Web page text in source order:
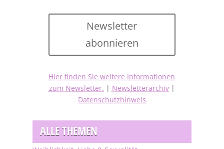
Newsletter
abonnieren
Hier finden Sie weitere Informationen
zum Newsletter. | Newsletterarchiv|
Datenschutzhinweis
ALLE THEMEN